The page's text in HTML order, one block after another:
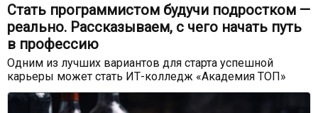
Стать программистом будучи подростком —
реально. Рассказываем, с чего начать путь
в профессию
Одним из лучших вариантов для старта успешной
карьеры может стать ИТ-колледж «Академия ТОП»